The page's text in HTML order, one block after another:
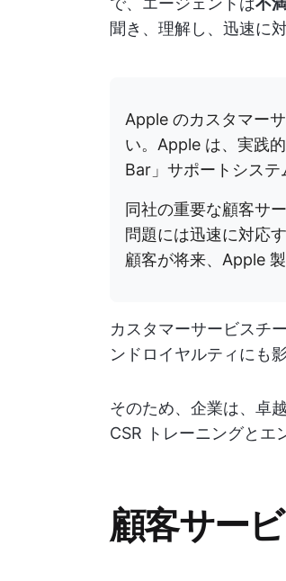
聞き、理解し、迅速に
Apple のカスタマー
い。Apple は、実践
Bar」サポートシステ
同社の重要な顧客サ
問題には迅速に対応
顧客が将来、Apple
カスタマーサービスチ
ンドロイヤルティにも
そのため、企業は、卓
CSR トレーニングとエ
顧客サー